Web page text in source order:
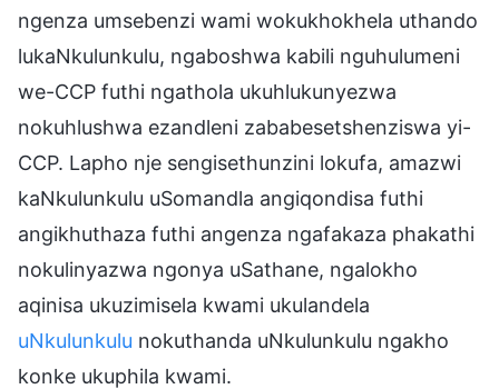
ngenza umsebenzi wami wokukhokhela uthando
lukaNkulunkulu, ngaboshwa kabili nguhulumeni
we-CCP futhi ngathola ukuhlukunyezwa
nokuhlushwa ezandleni zababesetshenziswa yi-
CCP. Lapho nje sengisethunzini lokufa, amazwi
kaNkulunkulu uSomandla angiqondisa futhi
angikhuthaza futhi angenza ngafakaza phakathi
nokulinyazwa ngonya uSathane, ngalokho
aqinisa ukuzimisela kwami ukulandela
uNkulunkulu nokuthanda uNkulunkulu ngakho
konke ukuphila kwami.